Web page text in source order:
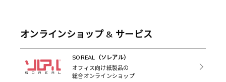
オンラインショップ & サービス
SOREAL（ソレアル）
オフィス向け紙製品の
総合オンラインショップ